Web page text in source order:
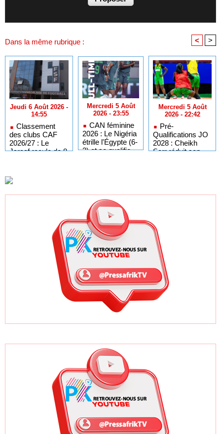
Dans la même rubrique : < >
Jeudi 6 Août 2026 -
14:55
Classement
des clubs CAF
2026/27 : Le
Jaraaf recule de 8
Top 79
Mercredi 5 Août
2026 - 23:55
CAN féminine
2026 : Le Nigéria
étrille l'Égypte (6-
2) et se qualifie
Mercredi 5 Août
2026 - 22:42
Pré-
Qualifications JO
2028 : Cheikh
Sarr réduit son